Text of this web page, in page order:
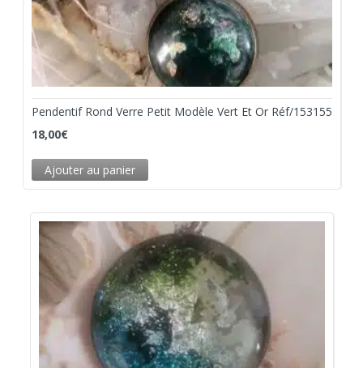
Pendentif Rond Verre Petit Modèle Vert Et Or Réf/153155
18,00€
Ajouter au panier